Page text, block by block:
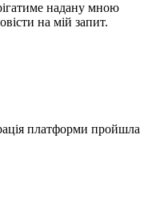
надану мною
на мій запит.
платформи пройшла